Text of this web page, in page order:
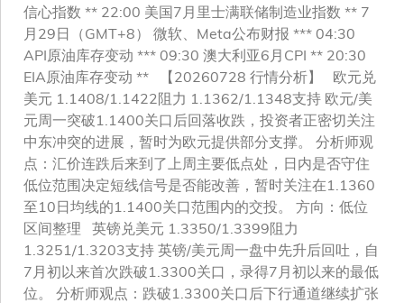
信心指数 ** 22:00 美国7月里士满联储制造业指数 ** 7
月29日（GMT+8） 微软、Meta公布财报 *** 04:30
API原油库存变动 *** 09:30 澳大利亚6月CPI ** 20:30
EIA原油库存变动 ** 【20260728 行情分析】 欧元兑
美元 1.1408/1.1422阻力 1.1362/1.1348支持 欧元/美
元周一突破1.1400关口后回落收跌，投资者正密切关注
中东冲突的进展，暂时为欧元提供部分支撑。 分析师观
点：汇价连跌后来到了上周主要低点处，日内是否守住
低位范围决定短线信号是否能改善，暂时关注在1.1360
至10日均线的1.1400关口范围内的交投。 方向：低位
区间整理 英镑兑美元 1.3350/1.3399阻力
1.3251/1.3203支持 英镑/美元周一盘中先升后回吐，自
7月初以来首次跌破1.3300关口，录得7月初以来的最低
位。 分析师观点：跌破1.3300关口后下行通道继续扩张